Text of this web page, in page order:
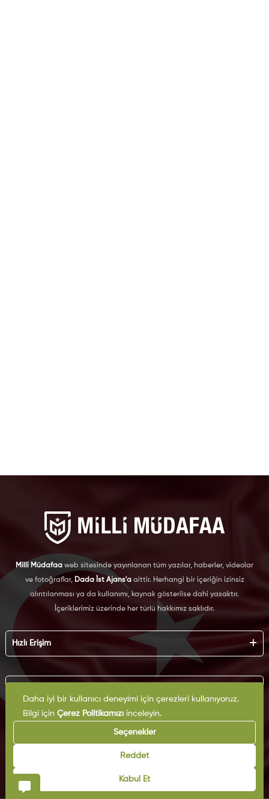
Milli Müdafaa web sitesinde yayınlanan tüm yazılar, haberler, videolar
ve fotoğraflar, Dada İst Ajans'aaittir. Herhangi bir içeriğin izinsiz
alıntılanması ya da kullanımı, kaynak gösterilse dahi yasaktır.
İçeriklerimiz üzerinde her türlü hakkımız saklıdır.
Hızlı Erişim
Künye
Reklam
İş Birliği
Arşiv
İletişim
KVKK
Çerez Politikası
Gizlilik Politikası
Kullanım Şartları
Daha iyi bir kullanıcı deneyimi için çerezleri kullanıyoruz.
Bilgi için Çerez Politikamızıinceleyin.
Seçenekler
Reddet
Kabul Et